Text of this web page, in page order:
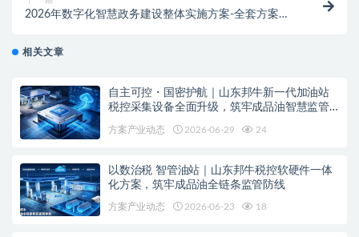
2026年数字化智慧政务建设整体实施方案-全套方案下
相关文章
自主可控・国密护航｜山东邦牛新一代加油站
税控采集设备全面升级，筑牢成品油智慧监管
方案产业动态 2026-06-29 24
以数治税 智管油站｜山东邦牛税控软硬件一体
化方案，筑牢成品油全链条监管防线
方案产业动态 2026-06-23 18